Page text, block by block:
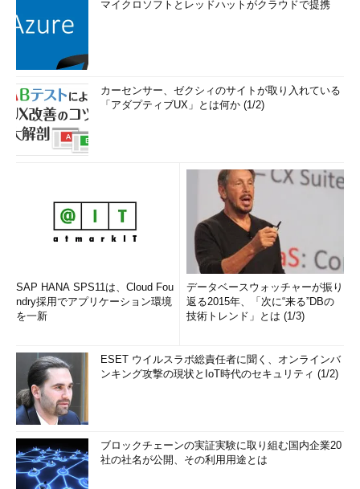
マイクロソフトとレッドハットがクラウドで提携
カーセンサー、ゼクシィのサイトが取り入れている
「アダプティブUX」とは何か (1/2)
SAP HANA SPS11は、Cloud Fou
ndry採用でアプリケーション環境
を一新
データベースウォッチャーが振り
返る2015年、「次に“来る”DBの
技術トレンド」とは (1/3)
ESET ウイルスラボ総責任者に聞く、オンラインバ
ンキング攻撃の現状とIoT時代のセキュリティ (1/2)
ブロックチェーンの実証実験に取り組む国内企業20
社の社名が公開、その利用用途とは